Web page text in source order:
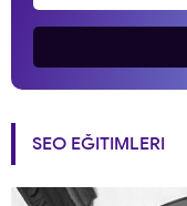
SEO EĞITIMLERI